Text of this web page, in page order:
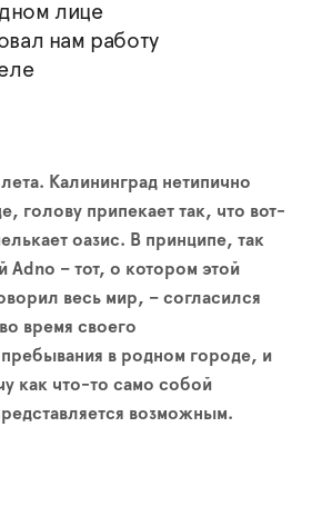
лице
нам работу
Калининград нетипично
голову припекает так, что вот-
оазис. В принципе, так
Adno – тот, о котором этой
весь мир, – согласился
время своего
в родном городе, и
как что-то само собой
возможным.